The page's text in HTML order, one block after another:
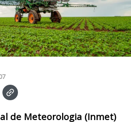
de Meteorologia (Inmet)